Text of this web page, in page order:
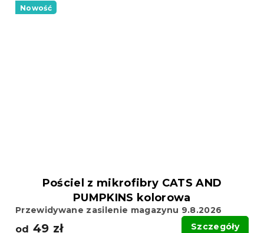
Nowość
Pościel z mikrofibry CATS AND
PUMPKINS kolorowa
Przewidywane zasilenie magazynu 9.8.2026
od 49 zł Szczegóły